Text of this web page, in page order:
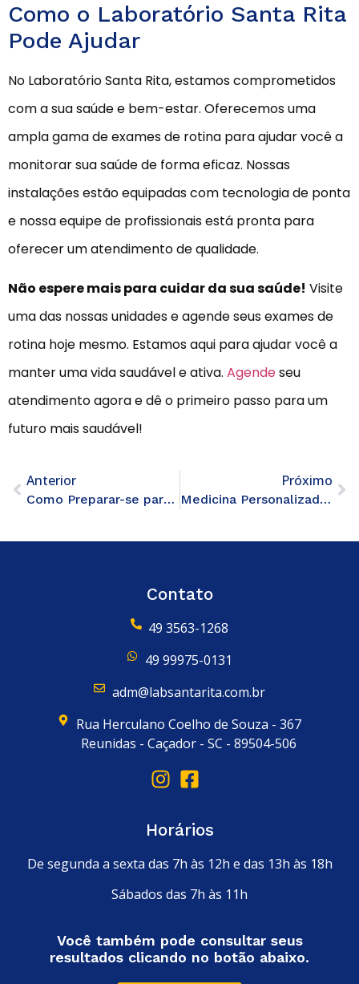
Como o Laboratório Santa Rita
Pode Ajudar
No Laboratório Santa Rita, estamos comprometidos
com a sua saúde e bem-estar. Oferecemos uma
ampla gama de exames de rotina para ajudar você a
monitorar sua saúde de forma eficaz. Nossas
instalações estão equipadas com tecnologia de ponta
e nossa equipe de profissionais está pronta para
oferecer um atendimento de qualidade.
Não espere mais para cuidar da sua saúde! Visite
uma das nossas unidades e agende seus exames de
rotina hoje mesmo. Estamos aqui para ajudar você a
manter uma vida saudável e ativa. Agendeseu
atendimento agora e dê o primeiro passo para um
futuro mais saudável!
Anterior
Como Preparar-se para Realizar um Exame de Sangue: Dicas e Recomendações
Próximo
Medicina Personalizada: A Nova Fronteira da Saúde
Contato
49 3563-1268
49 99975-0131
adm@labsantarita.com.br
Rua Herculano Coelho de Souza - 367
Reunidas - Caçador - SC - 89504-506
Horários
De segunda a sexta das 7h às 12h e das 13h às 18h
Sábados das 7h às 11h
Você também pode consultar seus
resultados clicando no botão abaixo.